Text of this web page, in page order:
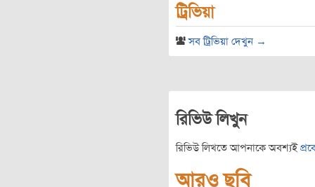
ট্রিভিয়া
সব ট্রিভিয়া দেখুন →
রিভিউ লিখুন
রিভিউ লিখতে আপনাকে অবশ্যই
আরও ছবি